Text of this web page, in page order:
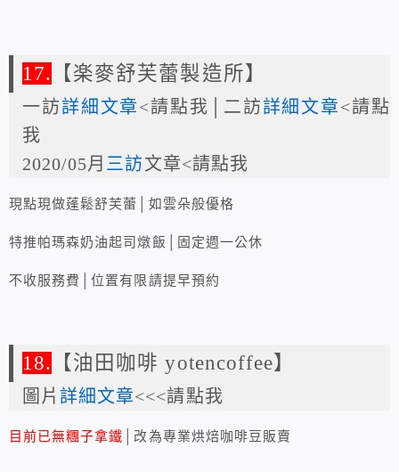
17. 【楽麥舒芙蕾製造所】
一訪詳細文章<請點我│二訪詳細文章<請點
我
2020/05月 三訪文章<請點我
現點現做蓬鬆舒芙蕾│如雲朵般優格
特推帕瑪森奶油起司燉飯│固定週一公休
不收服務費│位置有限請提早預約
18. 【油田咖啡 yotencoffee】
圖片詳細文章<<<請點我
目前已無糰子拿鐵 │改為專業烘焙咖啡豆販賣